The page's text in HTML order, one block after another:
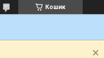
Кошик